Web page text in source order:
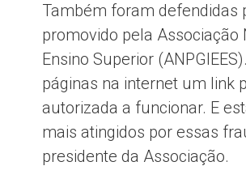
Também foram defendidas
promovido pela Associação
Ensino Superior
páginas na internet um link
autorizada a funcionar. E
mais atingidos por essas
presidente da Associação.